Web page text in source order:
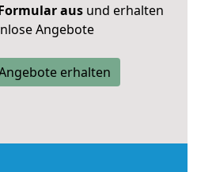
ausund erhalten
Angebote
erhalten